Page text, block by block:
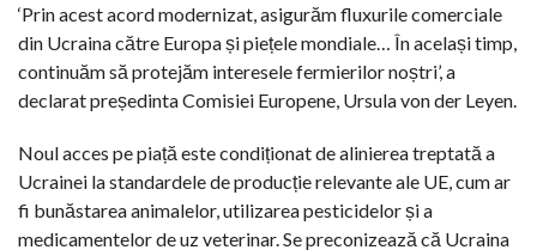
‘Prin acest acord modernizat, asigurăm fluxurile comerciale
din Ucraina către Europa și piețele mondiale… În același timp,
continuăm să protejăm interesele fermierilor noștri’, a
declarat președinta Comisiei Europene, Ursula von der Leyen.
Noul acces pe piață este condiționat de alinierea treptată a
Ucrainei la standardele de producție relevante ale UE, cum ar
fi bunăstarea animalelor, utilizarea pesticidelor și a
medicamentelor de uz veterinar. Se preconizează că Ucraina